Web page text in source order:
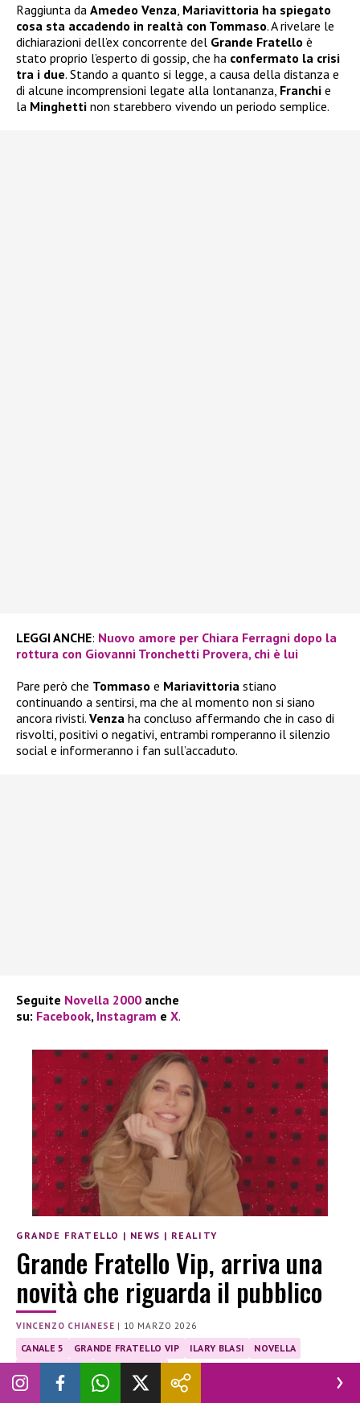
Raggiunta da Amedeo Venza Mariavittoria ha spiegato
cosa sta accadendo in realtà con Tommaso. A rivelare le
dichiarazioni dell’ex concorrente del Grande Fratello è
stato proprio l’esperto di gossip, che ha confermato la crisi
tra i due. Stando a quanto si legge, a causa della distanza e
di alcune incomprensioni legate alla lontananza, Franchi e
la Minghetti non starebbero vivendo un periodo semplice.
LEGGI ANCHE: Nuovo amore per Chiara Ferragni dopo la
rottura con Giovanni Tronchetti Provera, chi è lui
Pare però che Tommaso e Mariavittoria stiano
continuando a sentirsi, ma che al momento non si siano
ancora rivisti. Venza ha concluso affermando che in caso di
risvolti, positivi o negativi, entrambi romperanno il silenzio
social e informeranno i fan sull’accaduto.
Seguite Novella 2000 anche
su: Facebook, Instagram e X.
GRANDE FRATELLO | NEWS | REALITY
Grande Fratello Vip, arriva una
novità che riguarda il pubblico
VINCENZO CHIANESE | 10 MARZO 2026
CANALE 5 GRANDE FRATELLO VIP ILARY BLASI
NOVELLA